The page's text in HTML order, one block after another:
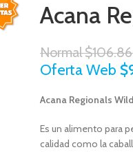
Acana
Normal$
Oferta Web $
Acana Regionals
Es un alimento para
calidad como la